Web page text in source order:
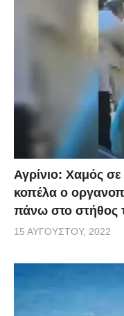
Αγρίνιο: Χαμός
κοπέλα ο
πάνω στο στήθος
15 ΑΥΓΟΎΣΤΟΥ, 2022